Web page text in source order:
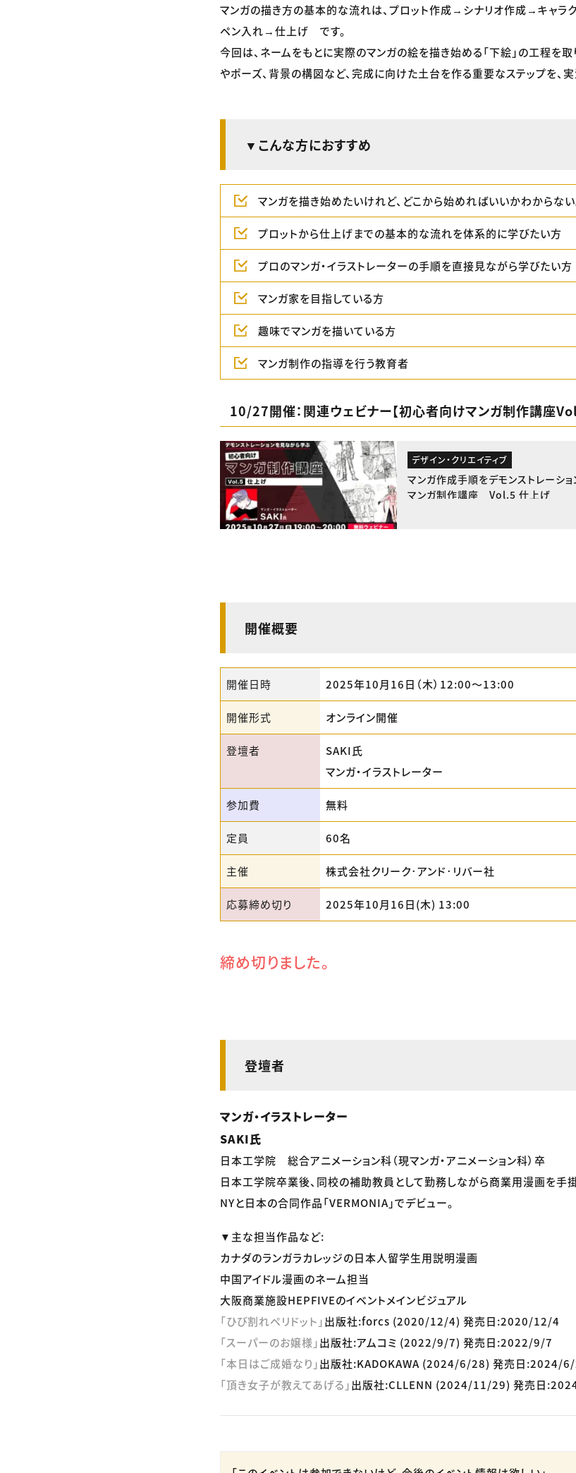
マンガの描き方の基本的な流れは、プロット作成→シナリオ作成→キャ
ペン入れ→仕上げ です。
今回は、ネームをもとに実際のマンガの絵を描き始める「下絵」の工程を取
やポーズ、背景の構図など、完成に向けた土台を作る重要なステップを、実
▼こんな方におすすめ
マンガを描き始めたいけれど、どこから始めればいいかわからない
プロットから仕上げまでの基本的な流れを体系的に学びたい方
プロのマンガ・イラストレーターの手順を直接見ながら学びたい方
マンガ家を目指している方
趣味でマンガを描いている方
マンガ制作の指導を行う教育者
10/27開催：関連ウェビナー【初心者向けマンガ制作講座
デザイン・クリエイティブ
マンガ作成手順をデモンストレーシ
マンガ制作講座 Vol.5 仕上げ
開催概要
開催日時 2025年10月16日（木）12:00〜13:00
開催形式 オンライン開催
登壇者
SAKI氏
マンガ・イラストレーター
参加費 無料
定員 60名
主催 株式会社クリーク･アンド･リバー社
応募締め切り 2025年10月16日(木) 13:00
締め切りました。
登壇者
マンガ・イラストレーター
SAKI氏
日本工学院 総合アニメーション科（現マンガ・アニメーション科）卒
日本工学院卒業後、同校の補助教員として勤務しながら商業用漫画を手掛
NYと日本の合同作品「VERMONIA」でデビュー。
▼主な担当作品など:
カナダのランガラカレッジの日本人留学生用説明漫画
中国アイドル漫画のネーム担当
大阪商業施設HEPFIVEのイベントメインビジュアル
「ひび割れペリドット」出版社:forcs (2020/12/4) 発売日:2020/12/4
「スーパーのお嬢様」出版社:アムコミ (2022/9/7) 発売日:2022/9/7
「本日はご成婚なり」出版社:KADOKAWA (2024/6/28) 発売日:2024/
「頂き女子が教えてあげる」出版社:CLLENN (2024/11/29) 発売日